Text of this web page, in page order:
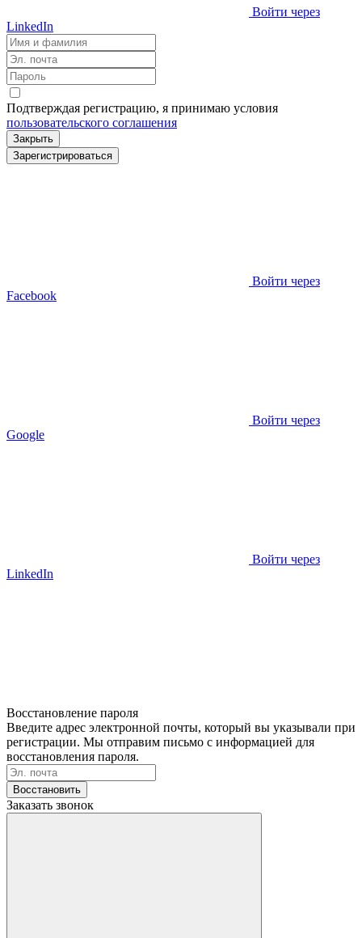
Войти через
LinkedIn
Подтверждая регистрацию, я принимаю условия
пользовательского соглашения
Закрыть
Зарегистрироваться
Войти через
Facebook
Войти через
Google
Войти через
LinkedIn
Восстановление пароля
Введите адрес электронной почты, который вы указывали при
регистрации. Мы отправим письмо с информацией для
восстановления пароля.
Восстановить
Заказать звонок